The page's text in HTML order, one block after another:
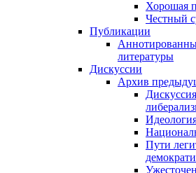
Хорошая
Честный
Публикации
литературы
Дискуссии
Архив
Пути